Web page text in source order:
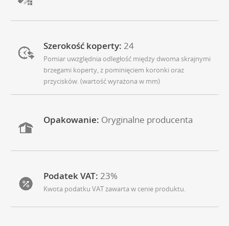
Szerokość koperty: 24
Pomiar uwzględnia odległość między dwoma skrajnymi
brzegami koperty, z pominięciem koronki oraz
przycisków. (wartość wyrażona w mm)
Opakowanie: Oryginalne producenta
Podatek VAT: 23%
Kwota podatku VAT zawarta w cenie produktu.